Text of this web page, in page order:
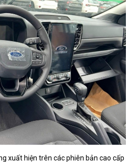
xuất hiện trên các phiên bản cao cấp